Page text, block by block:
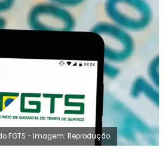
FGTS - Imagem: Reprodução.